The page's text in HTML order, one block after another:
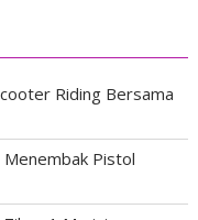
Riding Bersama
Menembak Pistol